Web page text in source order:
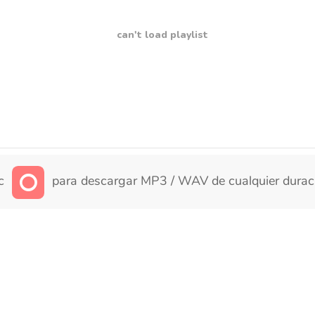
can't load playlist
para descargar MP3 / WAV de cualquier